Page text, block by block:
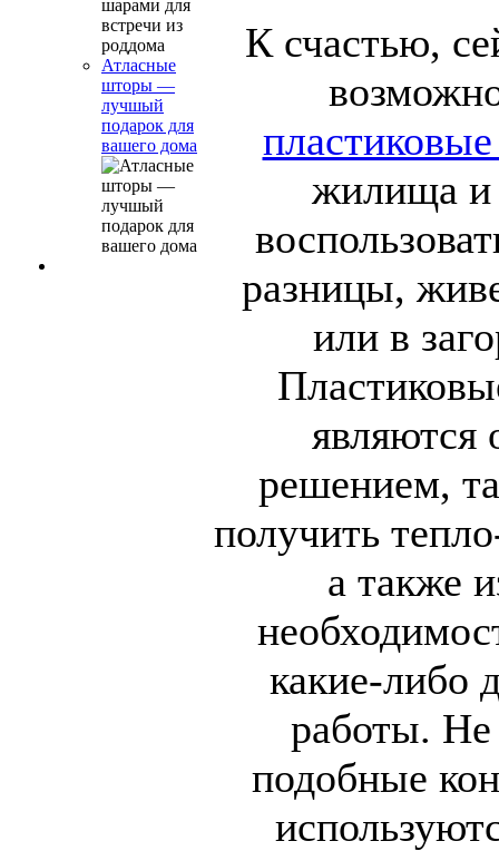
Атласные
шторы —
лучшый
подарок для
вашего дома
К счастью,
жилища и
разницы,
или в
решением,
получить
а также
какие-либо
работы. Не
подобные